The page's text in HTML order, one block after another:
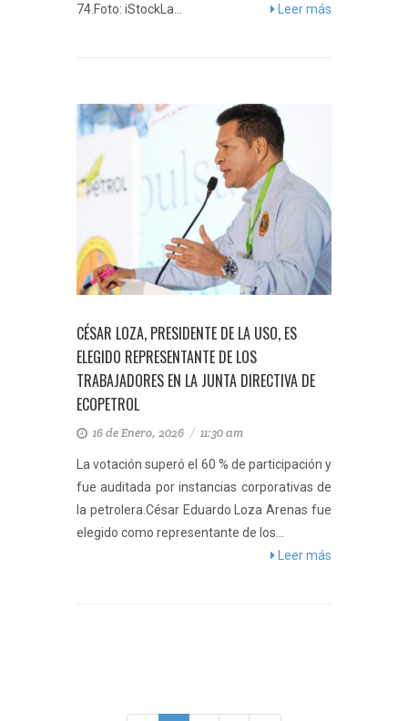
74.Foto: iStockLa...
Leer más
CÉSAR LOZA, PRESIDENTE DE LA USO, ES
ELEGIDO REPRESENTANTE DE LOS
TRABAJADORES EN LA JUNTA DIRECTIVA DE
ECOPETROL
16 de Enero, 2026 / 11:30 am
La votación superó el 60 % de participación y
fue auditada por instancias corporativas de
la petrolera.César Eduardo Loza Arenas fue
elegido como representante de los...
Leer más